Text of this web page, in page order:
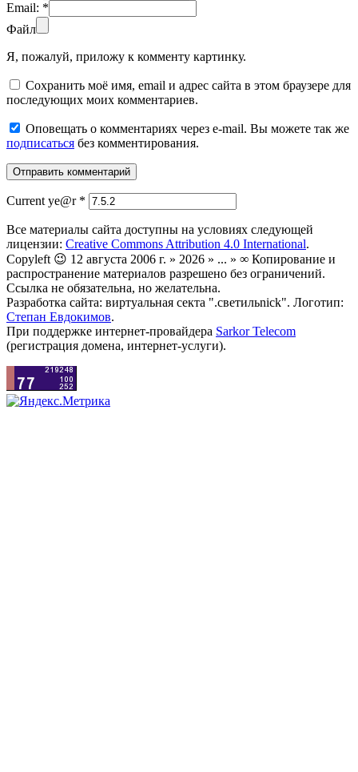
Email: *
Файл
Я, пожалуй, приложу к комменту картинку.
Сохранить моё имя, email и адрес сайта в этом браузере для
последующих моих комментариев.
Оповещать о комментариях через e-mail. Вы можете так же
подписаться без комментирования.
Current ye@r *
Все материалы сайта доступны на условиях следующей
лицензии: Creative Commons Attribution 4.0 International.
Copyleft 😉 12 августа 2006 г. » 2026 » ... » ∞ Копирование и
распространение материалов разрешено без ограничений.
Ссылка не обязательна, но желательна.
Разработка сайта: виртуальная секта ".светильnick". Логотип:
Степан Евдокимов.
При поддержке интернет-провайдера Sarkor Telecom
(регистрация домена, интернет-услуги).